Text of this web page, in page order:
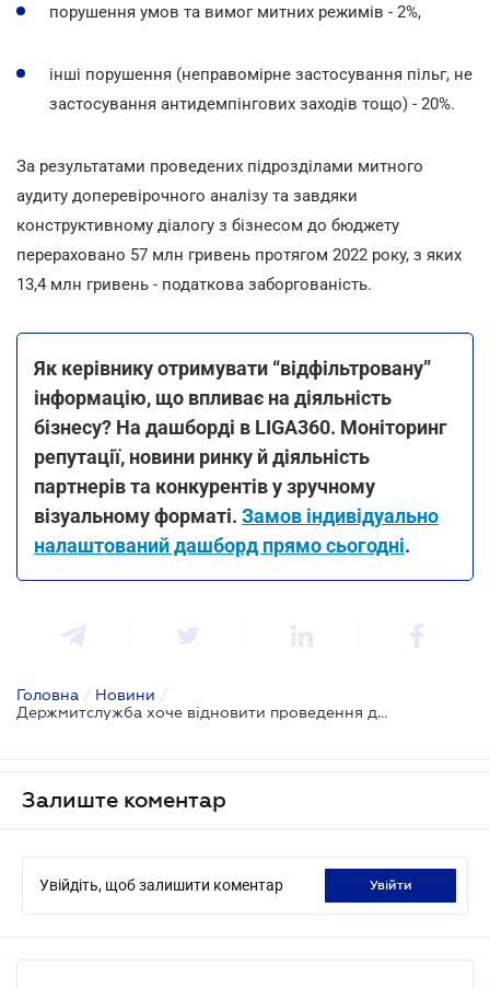
порушення умов та вимог митних режимів - 2%,
інші порушення (неправомірне застосування пільг, не
застосування антидемпінгових заходів тощо) - 20%.
За результатами проведених підрозділами митного
аудиту доперевірочного аналізу та завдяки
конструктивному діалогу з бізнесом до бюджету
перераховано 57 млн гривень протягом 2022 року, з яких
13,4 млн гривень - податкова заборгованість.
Як керівнику отримувати “відфільтровану”
інформацію, що впливає на діяльність
бізнесу? На дашборді в LIGA360. Моніторинг
репутації, новини ринку й діяльність
партнерів та конкурентів у зручному
візуальному форматі. Замов індивідуально
налаштований дашборд прямо сьогодні.
Головна / Новини /
Держмитслужба хоче відновити проведення документальних перевірок
Залиште коментар
Увійдіть, щоб залишити коментар увійти